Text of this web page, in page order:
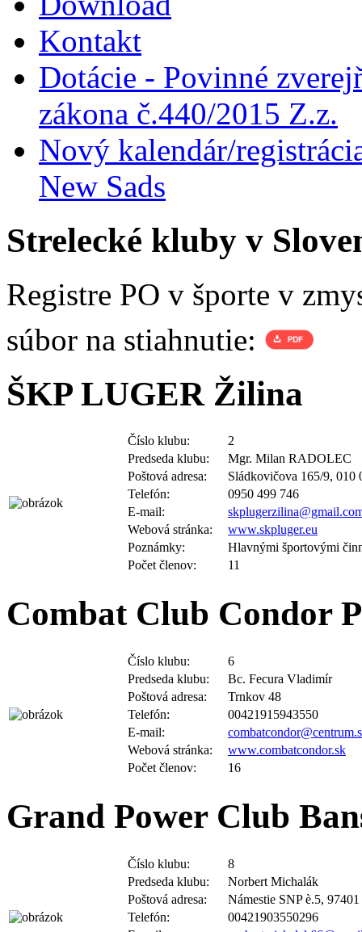
Kontakt
Dotácie - Povinné
zákona č.440/2015 Z.z.
Nový kalendár/
New Sads
Strelecké kluby v
Registre PO v športe v
súbor na stiahnutie:
ŠKP LUGER Žilina
Predseda klubu:
Mgr. Milan RADOLEC
Poštová adresa:
Sládkovičova 165/9, 010
Telefón:
0950 499 746
E-mail:
Webová stránka:
www.skpluger.eu
Poznámky:
Hlavnými športovými
Počet členov:
11
Combat Club Condor
Predseda klubu:
Bc. Fecura Vladimír
Poštová adresa:
Trnkov 48
Telefón:
00421915943550
E-mail:
Webová stránka:
www.combatcondor.sk
Počet členov:
16
Grand Power Club
Predseda klubu:
Norbert Michalák
Poštová adresa:
Námestie SNP è.5,
Telefón:
00421903550296
E-mail: